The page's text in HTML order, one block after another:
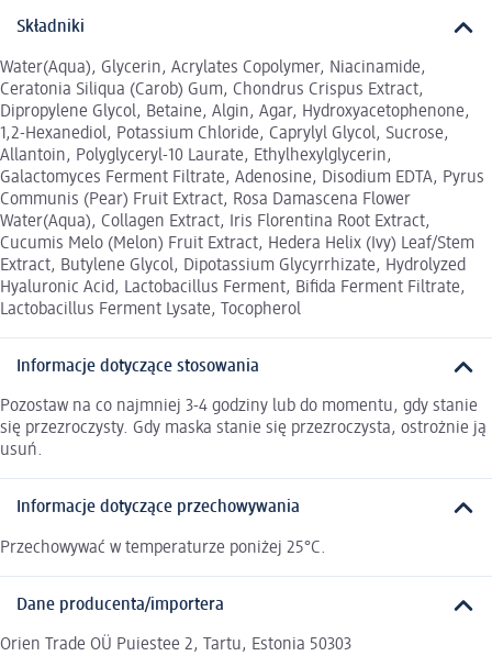
Składniki
Water(Aqua), Glycerin, Acrylates Copolymer, Niacinamide,
Ceratonia Siliqua (Carob) Gum, Chondrus Crispus Extract,
Dipropylene Glycol, Betaine, Algin, Agar, Hydroxyacetophenone,
1,2-Hexanediol, Potassium Chloride, Caprylyl Glycol, Sucrose,
Allantoin, Polyglyceryl-10 Laurate, Ethylhexylglycerin,
Galactomyces Ferment Filtrate, Adenosine, Disodium EDTA, Pyrus
Communis (Pear) Fruit Extract, Rosa Damascena Flower
Water(Aqua), Collagen Extract, Iris Florentina Root Extract,
Cucumis Melo (Melon) Fruit Extract, Hedera Helix (Ivy) Leaf/Stem
Extract, Butylene Glycol, Dipotassium Glycyrrhizate, Hydrolyzed
Hyaluronic Acid, Lactobacillus Ferment, Bifida Ferment Filtrate,
Lactobacillus Ferment Lysate, Tocopherol
Informacje dotyczące stosowania
Pozostaw na co najmniej 3-4 godziny lub do momentu, gdy stanie
się przezroczysty. Gdy maska stanie się przezroczysta, ostrożnie ją
usuń.
Informacje dotyczące przechowywania
Przechowywać w temperaturze poniżej 25°C.
Dane producenta/importera
Orien Trade OÜ Puiestee 2, Tartu, Estonia 50303